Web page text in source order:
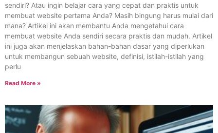
sendiri? Atau ingin belajar cara yang cepat dan praktis untuk
membuat website pertama Anda? Masih bingung harus mulai dari
mana? Artikel ini akan membantu Anda mengetahui cara
membuat website Anda sendiri secara praktis dan mudah. Artikel
ini juga akan menjelaskan bahan-bahan dasar yang diperlukan
untuk membangun sebuah website, definisi, istilah-istilah yang
perlu
Read More »